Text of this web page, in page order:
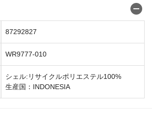
87292827
WR9777-010
シェル:リサイクルポリエステル100%
生産国：INDONESIA